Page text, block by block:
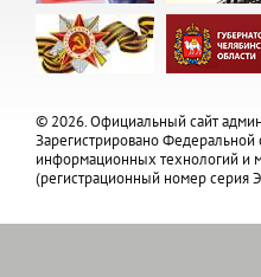
© 2026. Официальный сайт
Зарегистрировано
информационных технологий и
(регистрационный номер серия